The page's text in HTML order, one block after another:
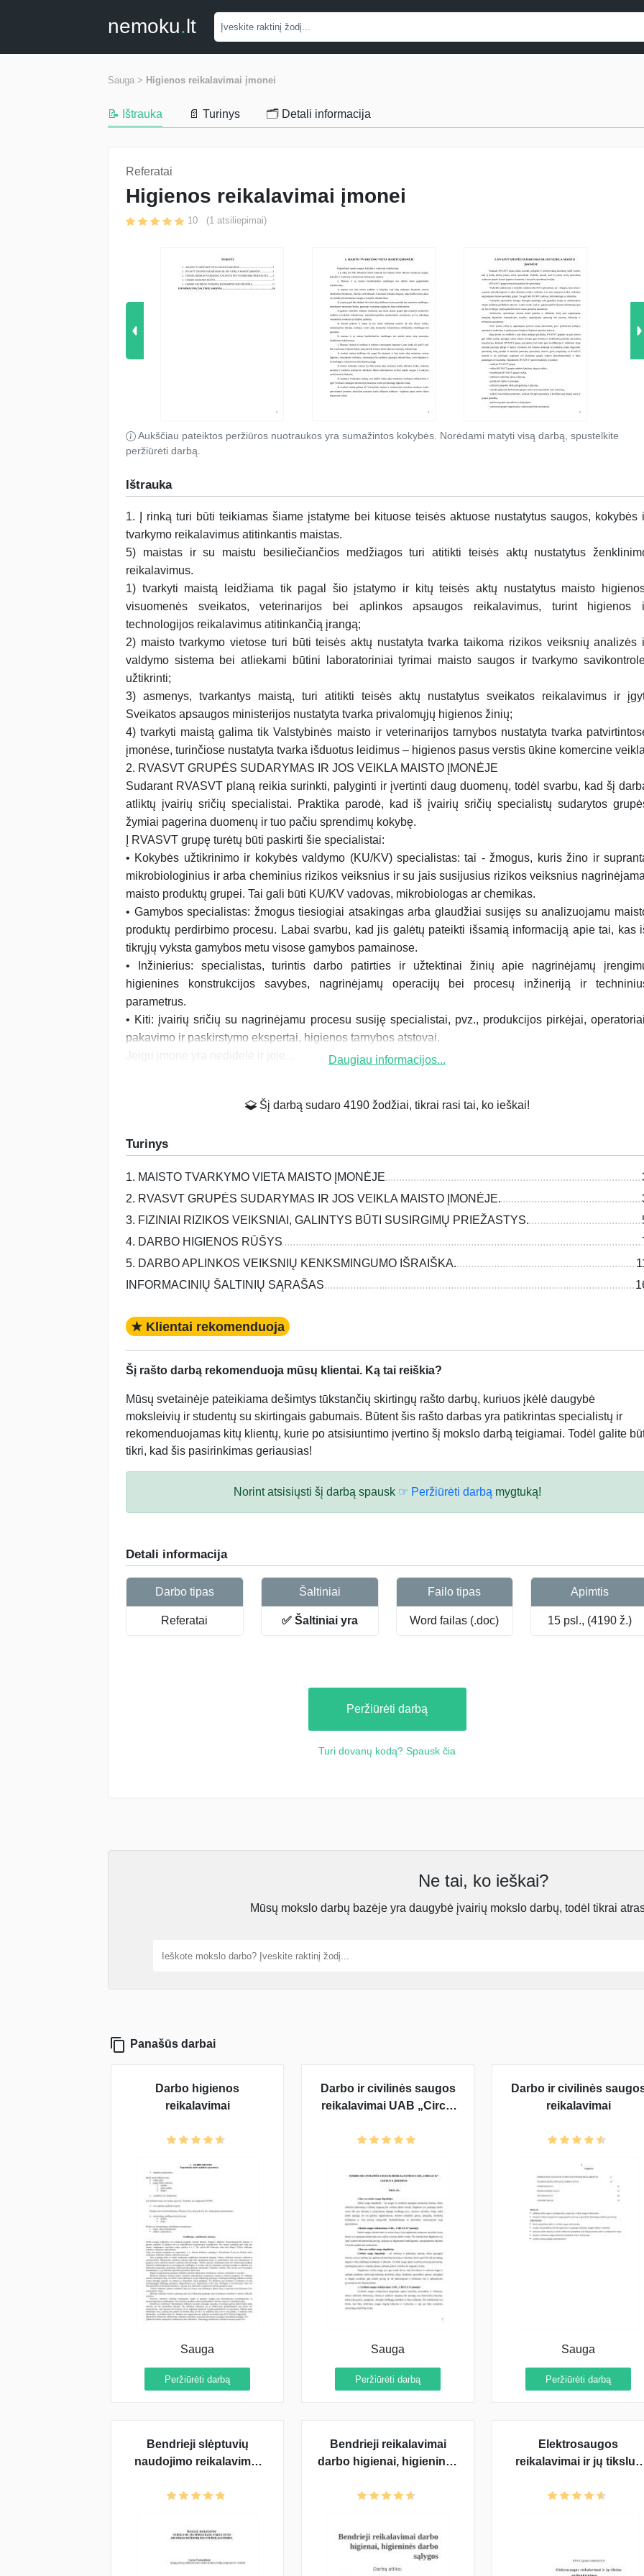
nemoku.lt
Sauga > Higienos reikalavimai įmonei
📝 Ištrauka 📄 Turinys 🗂️ Detali informacija
Referatai
Higienos reikalavimai įmonei
10 (1 atsiliepimai)
Aukščiau pateiktos peržiūros nuotraukos yra sumažintos kokybės. Norėdami matyti visą darbą, spustelkite
peržiūrėti darbą.
Ištrauka
1. Į rinką turi būti teikiamas šiame įstatyme bei kituose teisės aktuose nustatytus saugos, kokybės
tvarkymo reikalavimus atitinkantis maistas.
5) maistas ir su maistu besiliečiančios medžiagos turi atitikti teisės aktų nustatytus
reikalavimus.
1) tvarkyti maistą leidžiama tik pagal šio įstatymo ir kitų teisės aktų nustatytus maisto
visuomenės sveikatos, veterinarijos bei aplinkos apsaugos reikalavimus, turint higienos
technologijos reikalavimus atitinkančią įrangą;
2) maisto tvarkymo vietose turi būti teisės aktų nustatyta tvarka taikoma rizikos veiksnių analizės
valdymo sistema bei atliekami būtini laboratoriniai tyrimai maisto saugos ir tvarkymo
užtikrinti;
3) asmenys, tvarkantys maistą, turi atitikti teisės aktų nustatytus sveikatos reikalavimus ir
Sveikatos apsaugos ministerijos nustatyta tvarka privalomųjų higienos žinių;
4) tvarkyti maistą galima tik Valstybinės maisto ir veterinarijos tarnybos nustatyta tvarka
įmonėse, turinčiose nustatyta tvarka išduotus leidimus – higienos pasus verstis ūkine komercine
2. RVASVT GRUPĖS SUDARYMAS IR JOS VEIKLA MAISTO ĮMONĖJE
Sudarant RVASVT planą reikia surinkti, palyginti ir įvertinti daug duomenų, todėl svarbu, kad šį
atliktų įvairių sričių specialistai. Praktika parodė, kad iš įvairių sričių specialistų sudarytos
žymiai pagerina duomenų ir tuo pačiu sprendimų kokybę.
Į RVASVT grupę turėtų būti paskirti šie specialistai:
• Kokybės užtikrinimo ir kokybės valdymo (KU/KV) specialistas: tai - žmogus, kuris žino ir
mikrobiologinius ir arba cheminius rizikos veiksnius ir su jais susijusius rizikos veiksnius
maisto produktų grupei. Tai gali būti KU/KV vadovas, mikrobiologas ar chemikas.
• Gamybos specialistas: žmogus tiesiogiai atsakingas arba glaudžiai susijęs su analizuojamu
produktų perdirbimo procesu. Labai svarbu, kad jis galėtų pateikti išsamią informaciją apie tai, kas
tikrųjų vyksta gamybos metu visose gamybos pamainose.
• Inžinierius: specialistas, turintis darbo patirties ir užtektinai žinių apie nagrinėjamų
higienines konstrukcijos savybes, nagrinėjamų operacijų bei procesų inžineriją ir
parametrus.
• Kiti: įvairių sričių su nagrinėjamu procesu susiję specialistai, pvz., produkcijos pirkėjai,
pakavimo ir paskirstymo ekspertai, higienos tarnybos atstovai.
Daugiau informacijos...
Šį darbą sudaro 4190 žodžiai, tikrai rasi tai, ko ieškai!
Turinys
1. MAISTO TVARKYMO VIETA MAISTO ĮMONĖJE
2. RVASVT GRUPĖS SUDARYMAS IR JOS VEIKLA MAISTO ĮMONĖJE.
3. FIZINIAI RIZIKOS VEIKSNIAI, GALINTYS BŪTI SUSIRGIMŲ PRIEŽASTYS.
4. DARBO HIGIENOS RŪŠYS
5. DARBO APLINKOS VEIKSNIŲ KENKSMINGUMO IŠRAIŠKA.
INFORMACINIŲ ŠALTINIŲ SĄRAŠAS
★ Klientai rekomenduoja
Šį rašto darbą rekomenduoja mūsų klientai. Ką tai reiškia?
Mūsų svetainėje pateikiama dešimtys tūkstančių skirtingų rašto darbų, kuriuos įkėlė daugybė
moksleivių ir studentų su skirtingais gabumais. Būtent šis rašto darbas yra patikrintas specialistų ir
rekomenduojamas kitų klientų, kurie po atsisiuntimo įvertino šį mokslo darbą teigiamai. Todėl galite
tikri, kad šis pasirinkimas geriausias!
Norint atsisiųsti šį darbą spausk ☞ Peržiūrėti darbą mygtuką!
Detali informacija
Darbo tipas
Referatai
Šaltiniai
✅ Šaltiniai yra
Failo tipas
Word failas (.doc)
Apimtis
15 psl., (4190 ž.)
Peržiūrėti darbą
Turi dovanų kodą? Spausk čia
Ne tai, ko ieškai?
Mūsų mokslo darbų bazėje yra daugybė įvairių mokslo darbų, todėl tikrai
Panašūs darbai
Darbo higienos
reikalavimai
Sauga
Peržiūrėti darbą
Darbo ir civilinės saugos
reikalavimai UAB „Circle
Sauga
Peržiūrėti darbą
Darbo ir civilinės
reikalavimai
Sauga
Peržiūrėti darbą
Bendrieji slėptuvių
naudojimo reikalavimai
apsaugos priemonės
Bendrieji reikalavimai
darbo higienai, higieninės
Elektrosaugos
reikalavimai ir jų tikslus